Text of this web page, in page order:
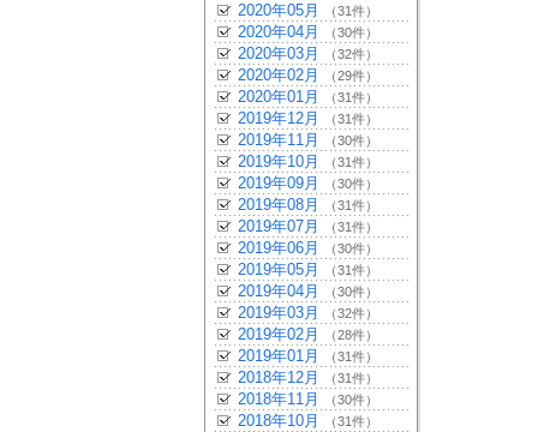
2020年05月 （31件）
2020年04月 （30件）
2020年03月 （32件）
2020年02月 （29件）
2020年01月 （31件）
2019年12月 （31件）
2019年11月 （30件）
2019年10月 （31件）
2019年09月 （30件）
2019年08月 （31件）
2019年07月 （31件）
2019年06月 （30件）
2019年05月 （31件）
2019年04月 （30件）
2019年03月 （32件）
2019年02月 （28件）
2019年01月 （31件）
2018年12月 （31件）
2018年11月 （30件）
2018年10月 （31件）